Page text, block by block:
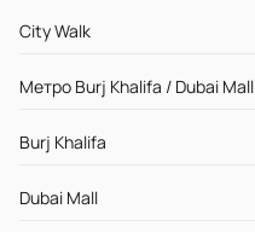
City Walk
Метро Burj Khalifa / Dubai Mall
Burj Khalifa
Dubai Mall